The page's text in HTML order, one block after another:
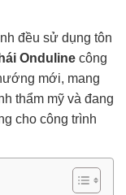
đều sử dụng tôn
Onduline công
mới, mang
thẩm mỹ và đang
cho công trình